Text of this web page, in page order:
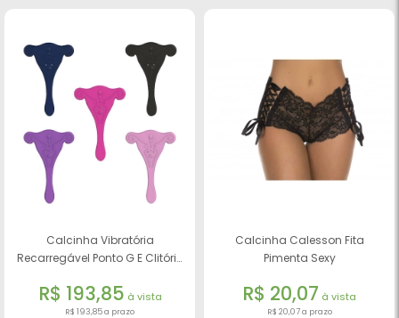
Calcinha Vibratória
Recarregável Ponto G E Clitóris
Pontos - Green Baby
R$ 193,85 à vista
R$ 193,85 a prazo
Calcinha Calesson Fita
Pimenta Sexy
R$ 20,07 à vista
R$ 20,07 a prazo